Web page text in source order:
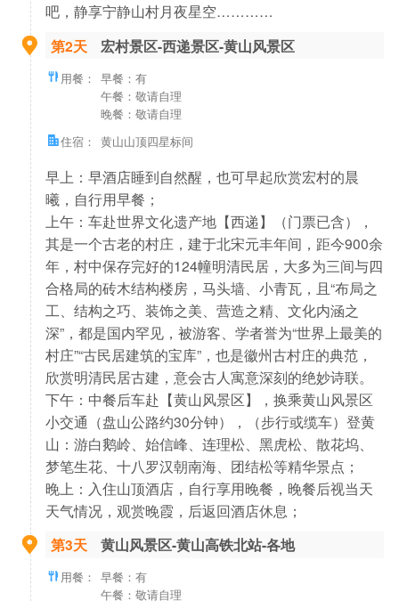
吧，静享宁静山村月夜星空…………
第2天 宏村景区-西递景区-黄山风景区
用餐： 早餐：有
午餐：敬请自理
晚餐：敬请自理
住宿： 黄山山顶四星标间
早上：早酒店睡到自然醒，也可早起欣赏宏村的晨
曦，自行用早餐；
上午：车赴世界文化遗产地【西递】（门票已含），
其是一个古老的村庄，建于北宋元丰年间，距今900余
年，村中保存完好的124幢明清民居，大多为三间与四
合格局的砖木结构楼房，马头墙、小青瓦，且“布局之
工、结构之巧、装饰之美、营造之精、文化内涵之
深”，都是国内罕见，被游客、学者誉为“世界上最美的
村庄”“古民居建筑的宝库”，也是徽州古村庄的典范，
欣赏明清民居古建，意会古人寓意深刻的绝妙诗联。
下午：中餐后车赴【黄山风景区】，换乘黄山风景区
小交通（盘山公路约30分钟），（步行或缆车）登黄
山：游白鹅岭、始信峰、连理松、黑虎松、散花坞、
梦笔生花、十八罗汉朝南海、团结松等精华景点；
晚上：入住山顶酒店，自行享用晚餐，晚餐后视当天
天气情况，观赏晚霞，后返回酒店休息；
第3天 黄山风景区-黄山高铁北站-各地
用餐： 早餐：有
午餐：敬请自理